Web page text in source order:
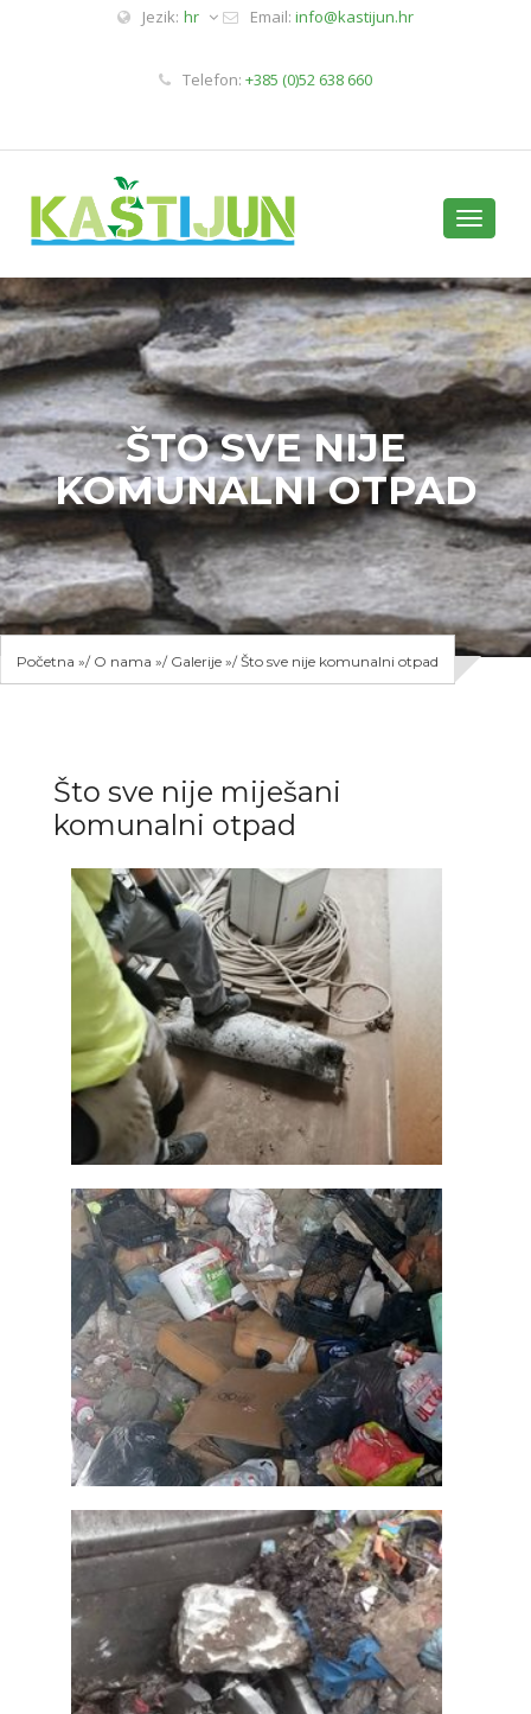
Jezik: hr Email: info@kastijun.hr
Telefon: +385 (0)52 638 660
Toggle
ŠTO SVE NIJE
KOMUNALNI OTPAD
Početna » O nama » Galerije » Što sve nije komunalni otpad
Što sve nije miješani
komunalni otpad